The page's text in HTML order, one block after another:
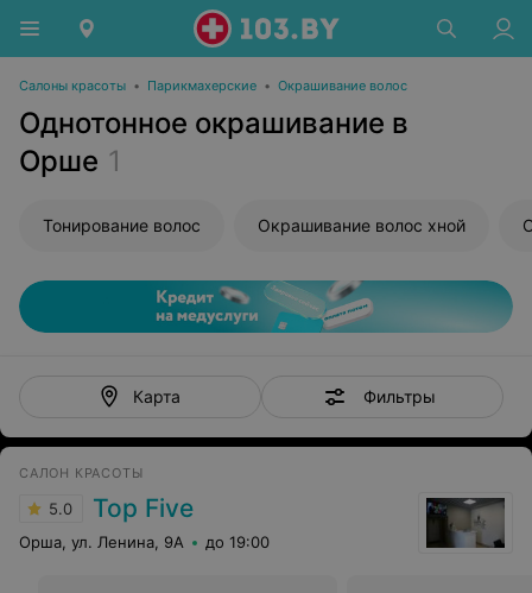
Салоны красоты • Парикмахерские • Окрашивание волос
Однотонное окрашивание в
Орше 1
Тонирование волос Окрашивание волос хной
Карта Фильтры
САЛОН КРАСОТЫ
5.0 Top Five
Орша, ул. Ленина, 9А до 19:00